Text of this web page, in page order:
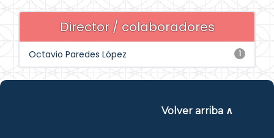
Director / colaboradores
1
Octavio Paredes López
Volver arriba ∧